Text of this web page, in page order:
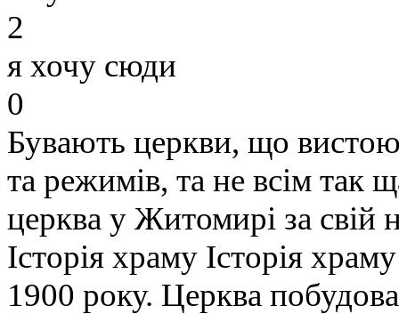
2
я хочу сюди
0
Бувають церкви, що
та режимів, та не всім так
церква у Житомирі за свій
Історія храму Історія
1900 року. Церква